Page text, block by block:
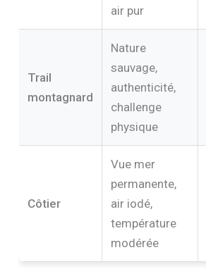
air pur
Trail
montagnard
Nature
sauvage,
authenticité,
challenge
physique
Côtier
Vue mer
permanente,
air iodé,
température
modérée